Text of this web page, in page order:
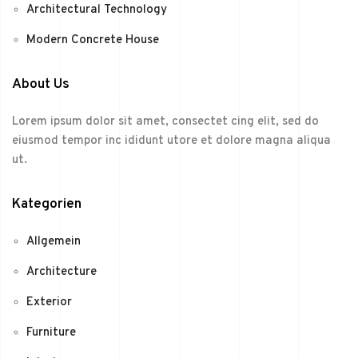
Architectural Technology
Modern Concrete House
About Us
Lorem ipsum dolor sit amet, consectet cing elit, sed do
eiusmod tempor inc ididunt utore et dolore magna aliqua
ut.
Kategorien
Allgemein
Architecture
Exterior
Furniture